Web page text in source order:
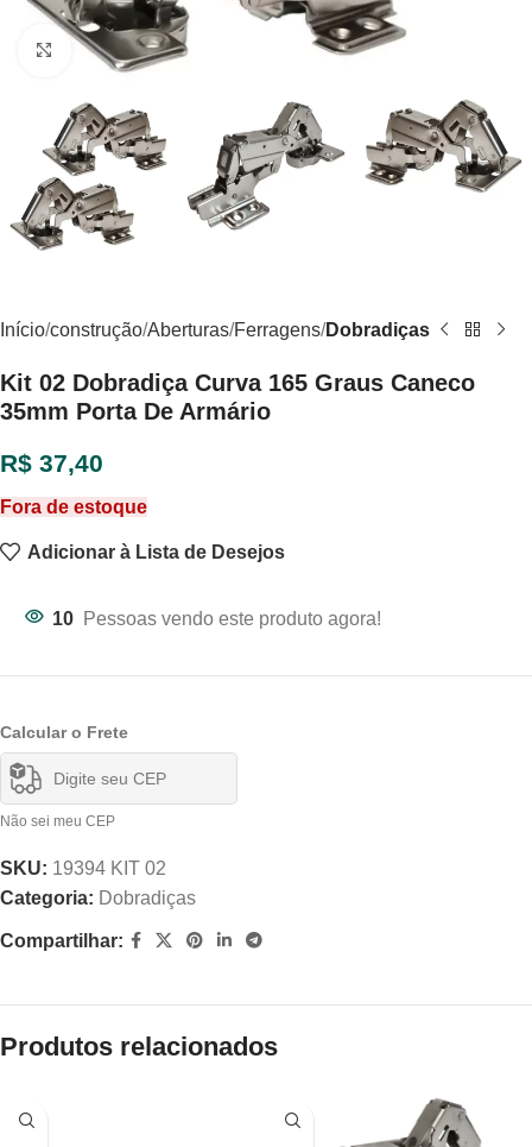
Clique para ampliar
Início construção Aberturas Ferragens Dobradiças
Kit 02 Dobradiça Curva 165 Graus Caneco
35mm Porta De Armário
R$ 37,40
Fora de estoque
Adicionar à Lista de Desejos
10 Pessoas vendo este produto agora!
Calcular o Frete
Não sei meu CEP
SKU: 19394 KIT 02
Categoria: Dobradiças
Compartilhar:
Produtos relacionados